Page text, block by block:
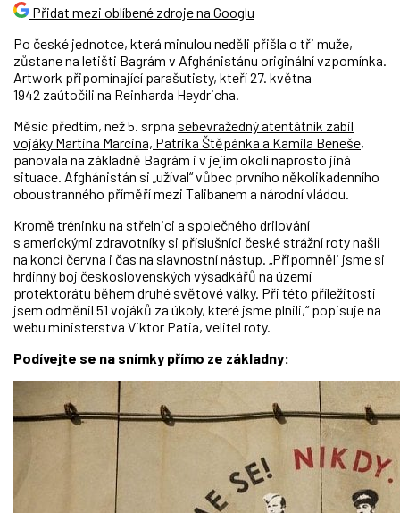
Přidat mezi oblíbené zdroje na Googlu
Po české jednotce, která minulou neděli přišla o tři muže,
zůstane na letišti Bagrám v Afghánistánu originální vzpomínka.
Artwork připomínající parašutisty, kteří 27. května
1942 zaútočili na Reinharda Heydricha.
Měsíc předtím, než 5. srpna sebevražedný atentátník zabil
vojáky Martina Marcina, Patrika Štěpánka a Kamila Beneše,
panovala na základně Bagrám i v jejím okolí naprosto jiná
situace. Afghánistán si „užíval“ vůbec prvního několikadenního
oboustranného příměří mezi Talibanem a národní vládou.
Kromě tréninku na střelnici a společného drilování
s americkými zdravotníky si příslušníci české strážní roty našli
na konci června i čas na slavnostní nástup. „Připomněli jsme si
hrdinný boj československých výsadkářů na území
protektorátu během druhé světové války. Při této příležitosti
jsem odměnil 51 vojáků za úkoly, které jsme plnili,“ popisuje na
webu ministerstva Viktor Patia, velitel roty.
Podívejte se na snímky přímo ze základny: